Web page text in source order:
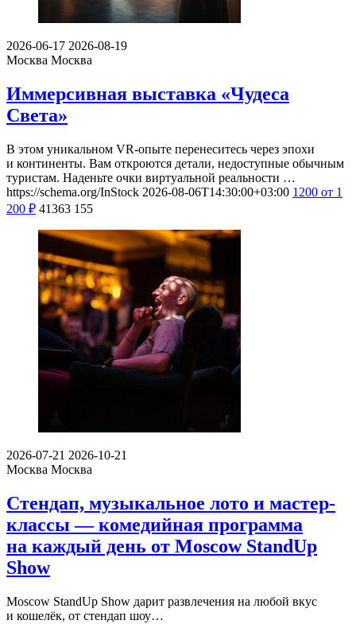
2026-06-17 2026-08-19
Москва Москва
Иммерсивная выставка «Чудеса
Света»
В этом уникальном VR-опыте перенеситесь через эпохи
и континенты. Вам откроются детали, недоступные обычным
туристам. Наденьте очки виртуальной реальности …
https://schema.org/InStock 2026-08-06T14:30:00+03:00 1200 от 1
200 ₽ 41363 155
2026-07-21 2026-10-21
Москва Москва
Стендап, музыкальное лото и мастер-
классы — комедийная программа
на каждый день от Moscow StandUp
Show
Moscow StandUp Show дарит развлечения на любой вкус
и кошелёк, от стендап шоу…